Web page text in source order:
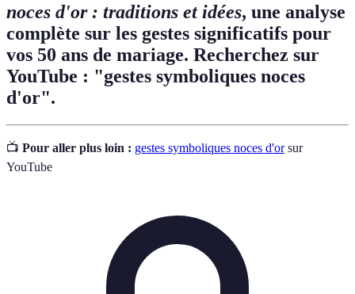
noces d'or : traditions et idées, une analyse
complète sur les gestes significatifs pour
vos 50 ans de mariage. Recherchez sur
YouTube : "gestes symboliques noces
d'or".
📺 Pour aller plus loin : gestes symboliques noces d'orsur
YouTube